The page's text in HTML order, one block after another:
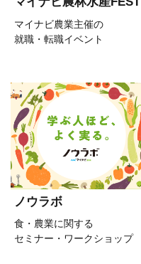
マイナビ農業主催の
就職・転職イベント
ノウラボ
食・農業に関する
セミナー・ワークショップ